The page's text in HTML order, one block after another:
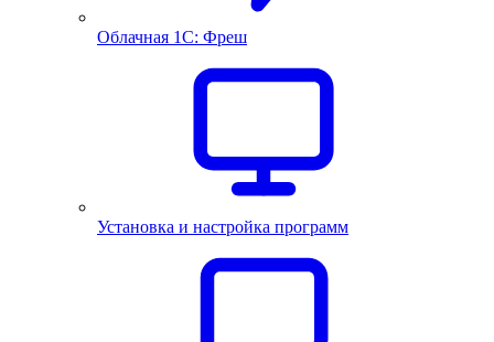
Облачная 1С: Фреш
Установка и настройка программ